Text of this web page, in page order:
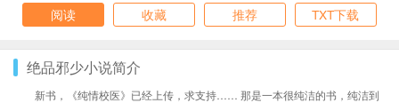
阅读
收藏 推荐 TXT下载
绝品邪少小说简介
新书，《纯情校医》已经上传，求支持…… 那是一本很纯洁的书，纯洁到